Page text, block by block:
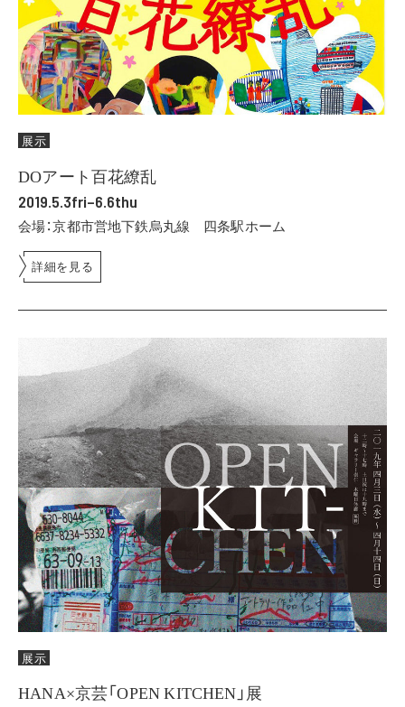
展示
DOアート百花繚乱
2019.5.3fri–6.6thu
会場：京都市営地下鉄烏丸線 四条駅ホーム
詳細を見る
展示
HANA×京芸「OPEN KITCHEN」展